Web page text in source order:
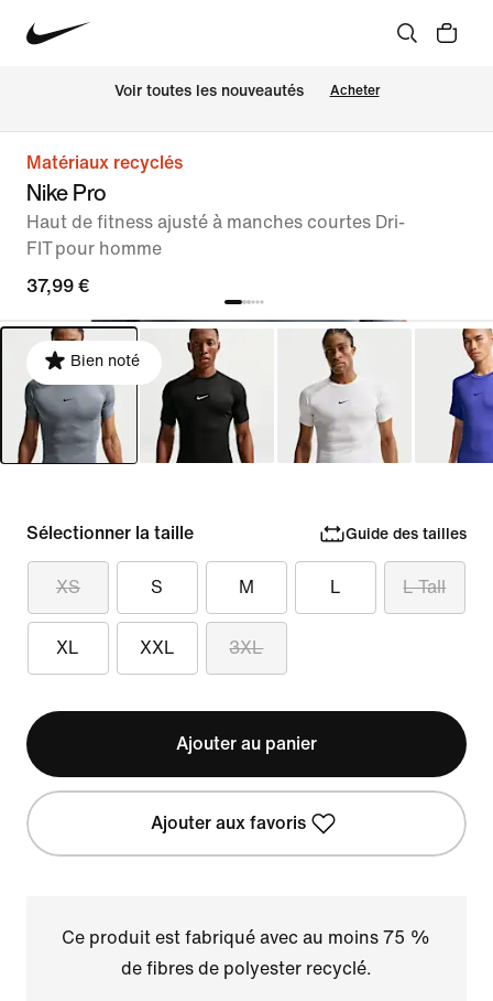
Voir toutes les nouveautés Acheter
Matériaux recyclés
Nike Pro
Haut de fitness ajusté à manches courtes Dri-
FIT pour homme
37,99 €
Bien noté
Sélectionner la taille Guide des tailles
XS S M L L Tall
XL XXL 3XL
Ajouter au panier
Ajouter aux favoris
Ce produit est fabriqué avec au moins 75 %
de fibres de polyester recyclé.